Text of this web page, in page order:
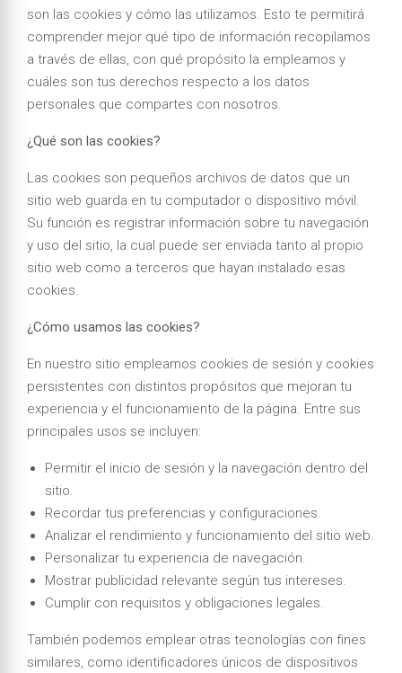
son las cookies y cómo las utilizamos. Esto te permitirá
comprender mejor qué tipo de información recopilamos
a través de ellas, con qué propósito la empleamos y
cuáles son tus derechos respecto a los datos
personales que compartes con nosotros.
¿Qué son las cookies?
Las cookies son pequeños archivos de datos que un
sitio web guarda en tu computador o dispositivo móvil.
Su función es registrar información sobre tu navegación
y uso del sitio, la cual puede ser enviada tanto al propio
sitio web como a terceros que hayan instalado esas
cookies.
¿Cómo usamos las cookies?
En nuestro sitio empleamos cookies de sesión y cookies
persistentes con distintos propósitos que mejoran tu
experiencia y el funcionamiento de la página. Entre sus
principales usos se incluyen:
Permitir el inicio de sesión y la navegación dentro del
sitio.
Recordar tus preferencias y configuraciones.
Analizar el rendimiento y funcionamiento del sitio web.
Personalizar tu experiencia de navegación.
Mostrar publicidad relevante según tus intereses.
Cumplir con requisitos y obligaciones legales.
También podemos emplear otras tecnologías con fines
similares, como identificadores únicos de dispositivos